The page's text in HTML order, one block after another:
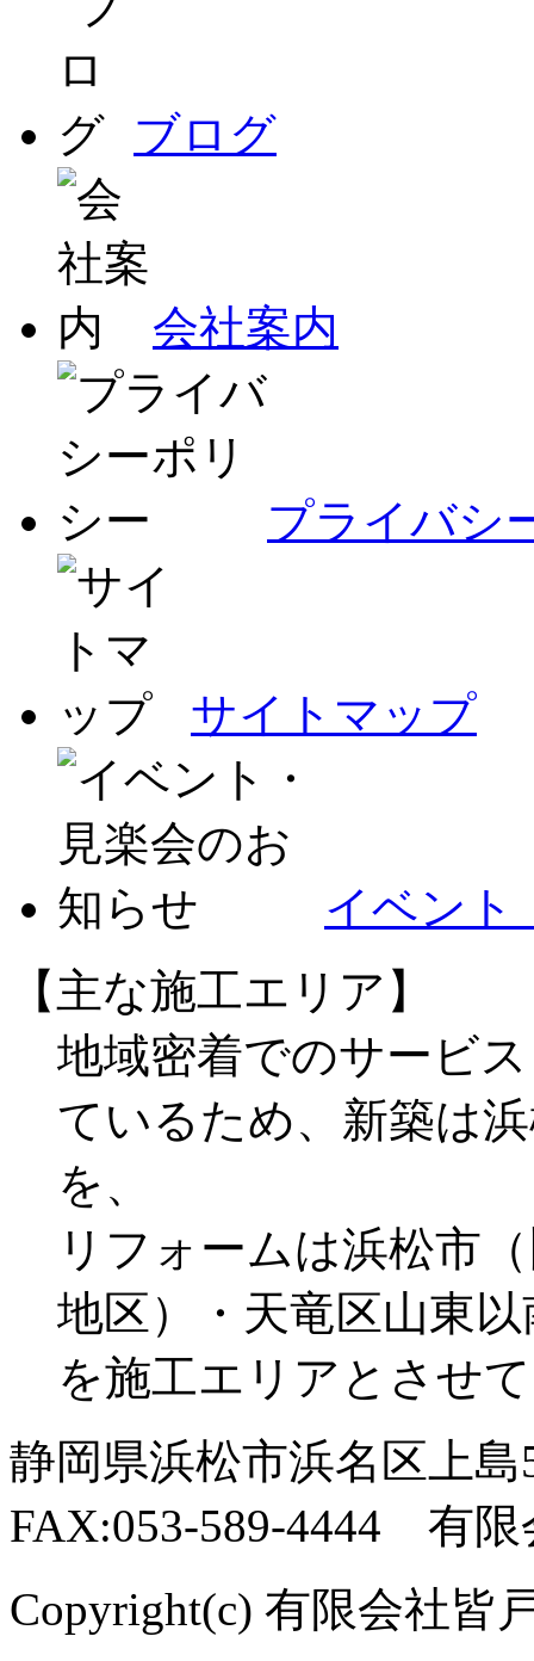
ブログ
会社案内
プライバシ
サイトマップ
イベント
【主な施工エリア】
地域密着でのサービ
ているため、新築は
を、
リフォームは浜松市
地区）・天竜区山東
を施工エリアとさせ
静岡県浜松市浜名区上
FAX:053-589-4444 有限
Copyright(c) 有限会社皆